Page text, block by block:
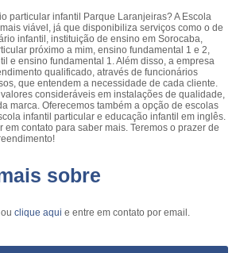
particular infantil Parque Laranjeiras? A Escola
viável, já que disponibiliza serviços como o de
infantil, instituição de ensino em Sorocaba,
próximo a mim, ensino fundamental 1 e 2,
e ensino fundamental 1. Além disso, a empresa
qualificado, através de funcionários
que entendem a necessidade de cada cliente.
consideráveis em instalações de qualidade,
marca. Oferecemos também a opção de escolas
infantil particular e educação infantil em inglês.
em contato para saber mais. Teremos o prazer de
sobre
ou clique aqui e entre em contato por email.